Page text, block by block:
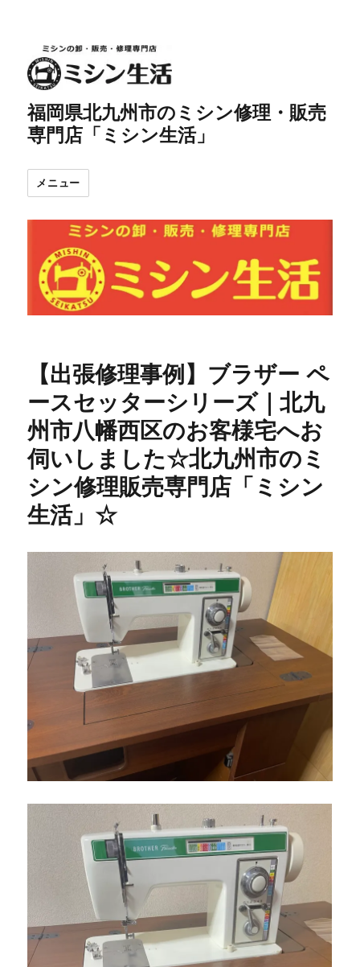
福岡県北九州市のミシン修理・販売
専門店「ミシン生活」
メニュー
【出張修理事例】ブラザー ペ
ースセッターシリーズ｜北九
州市八幡西区のお客様宅へお
伺いしました☆北九州市のミ
シン修理販売専門店「ミシン
生活」☆